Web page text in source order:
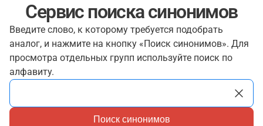
Сервис поиска синонимов
Введите слово, к которому требуется подобрать
аналог, и нажмите на кнопку «Поиск синонимов». Для
просмотра отдельных групп используйте поиск по
алфавиту.
Поиск синонимов